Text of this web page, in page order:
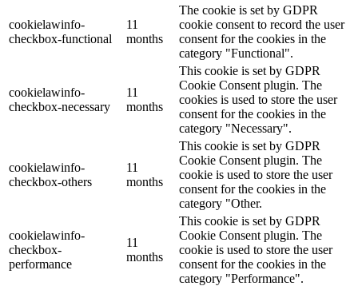
cookielawinfo-
checkbox-functional
11
months
The cookie is set by GDPR
cookie consent to record the user
consent for the cookies in the
category "Functional".
cookielawinfo-
checkbox-necessary
11
months
This cookie is set by GDPR
Cookie Consent plugin. The
cookies is used to store the user
consent for the cookies in the
category "Necessary".
cookielawinfo-
checkbox-others
11
months
This cookie is set by GDPR
Cookie Consent plugin. The
cookie is used to store the user
consent for the cookies in the
category "Other.
cookielawinfo-
checkbox-
performance
11
months
This cookie is set by GDPR
Cookie Consent plugin. The
cookie is used to store the user
consent for the cookies in the
category "Performance".